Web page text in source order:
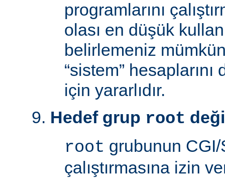
programlarını
olası en düşük
belirlemeniz mümkün
“sistem”
için yararlıdır.
Hedef grup root
root grubunun CGI/
çalıştırmasına izin